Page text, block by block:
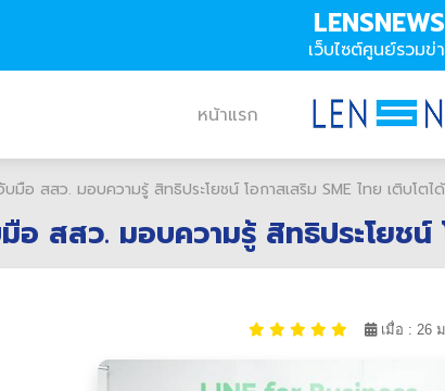
เว็บไซต์ศูนย์รวมข่
หน้าแรก
บมือ สสว. มอบความรู้ สิทธิประโยชน์ โอกาสเสริม SME ไทย เติบโต
อ สสว. มอบความรู้ สิทธิประโยช
เมื่อ : 26